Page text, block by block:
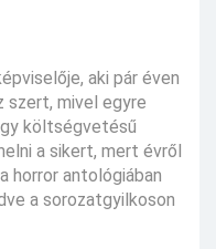
aki pár éven
szert, mivel egyre
költségvetésű
a sikert, mert évről
horror antológiában
a sorozatgyilkoson